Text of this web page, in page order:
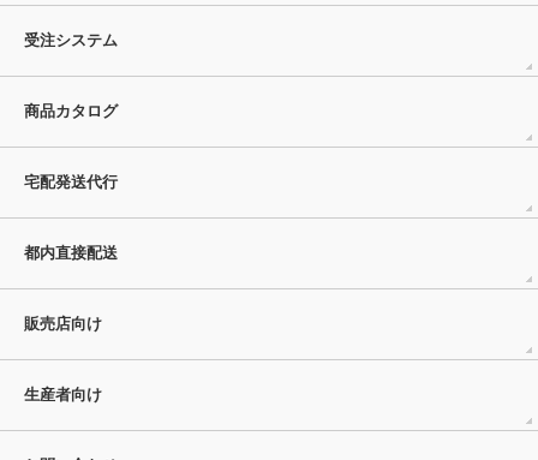
受注システム
商品カタログ
宅配発送代行
都内直接配送
販売店向け
生産者向け